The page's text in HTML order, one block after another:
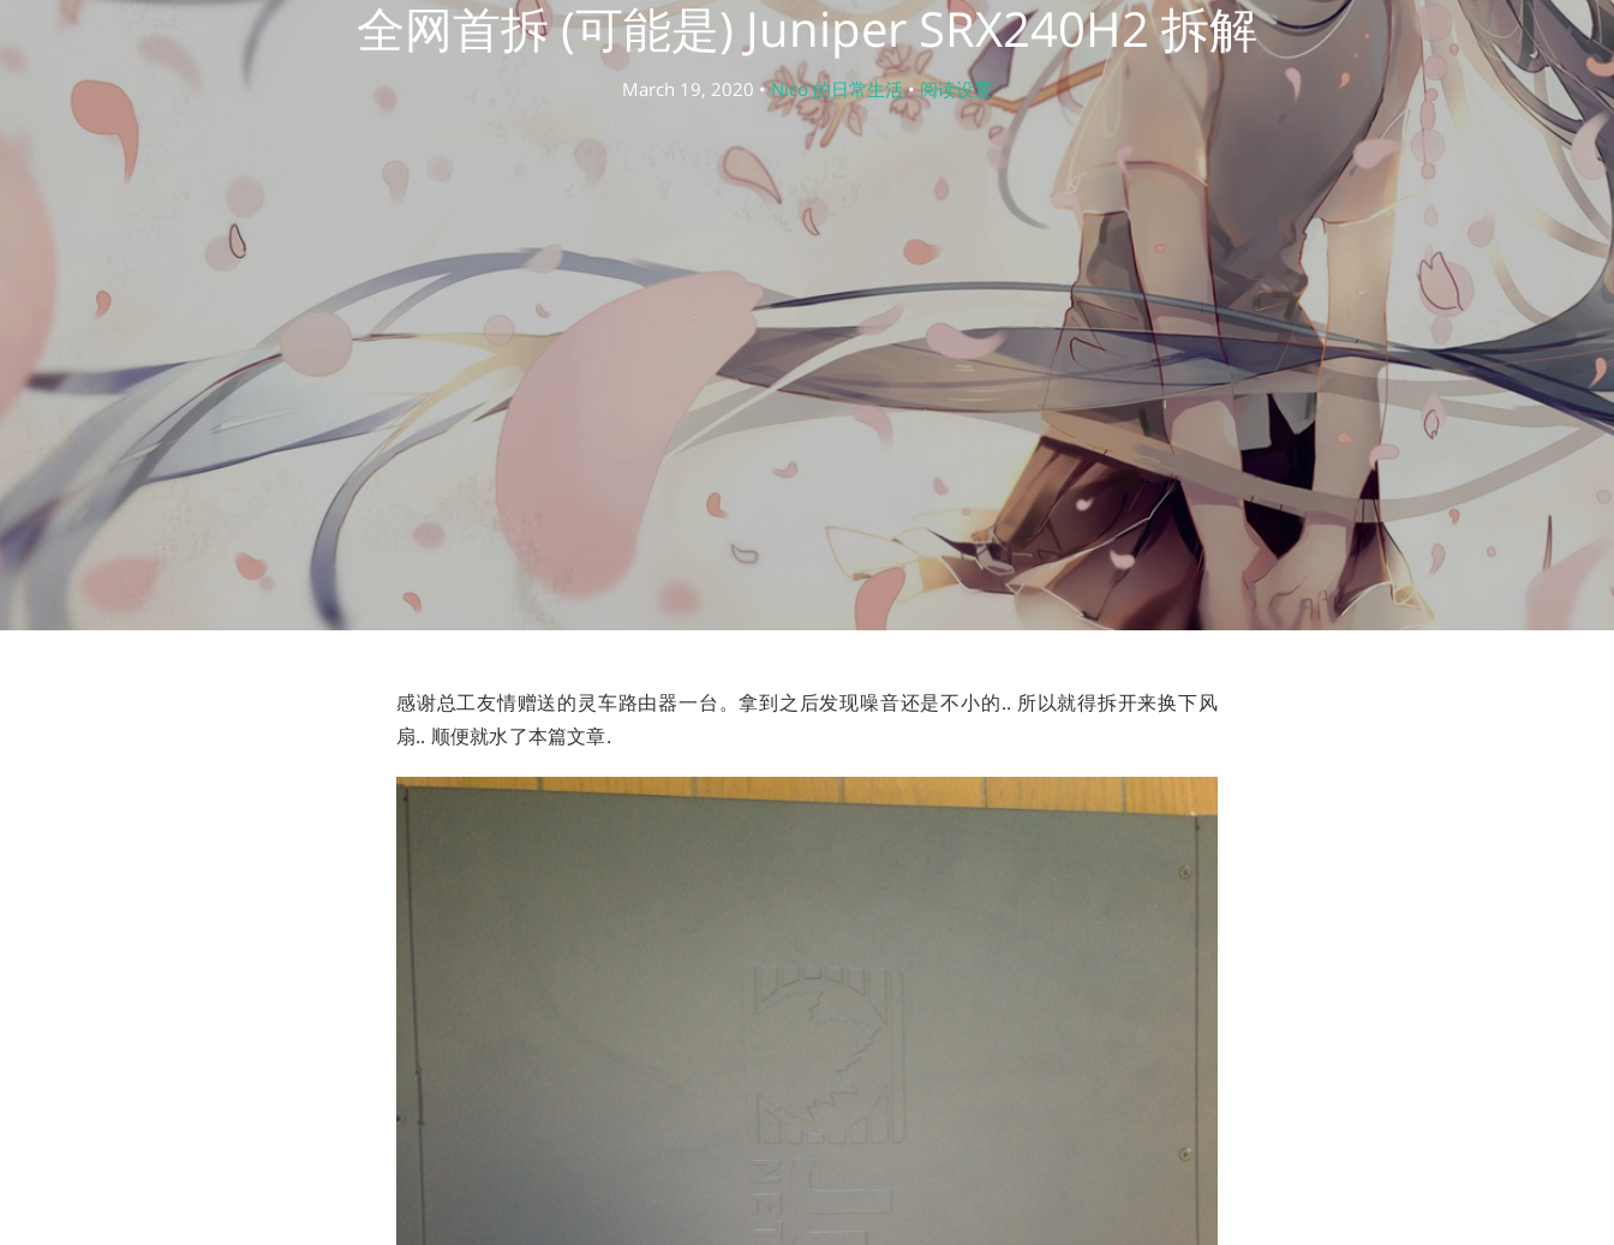
全网首拆 (可能是) Juniper SRX240H2 拆解
March 19, 2020 •Nico 的日常生活•阅读设置
感谢总工友情赠送的灵车路由器一台。拿到之后发现噪音还是不小的.. 所以就得拆开来换下风
扇.. 顺便就水了本篇文章.